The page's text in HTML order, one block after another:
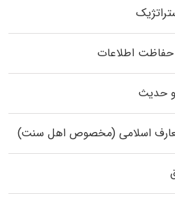
حفاظت اطلاعات
و حدیث
اسلامی (مخصوص اهل سنت)